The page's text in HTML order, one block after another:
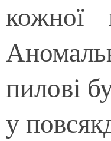
кожної
пилові
у